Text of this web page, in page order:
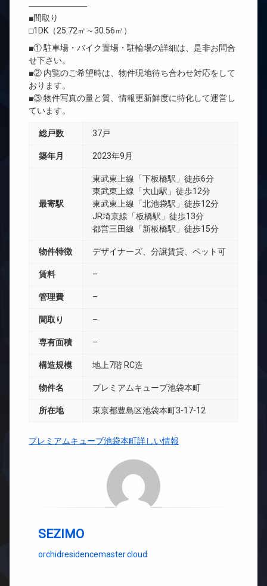
―――――――
■間取り
□1DK（25.72㎡～30.56㎡）
■① 駐車場・バイク置場・駐輪場の詳細は、是非お問合
せ下さい。
■② 内覧のご希望時は、物件現地待ち合わせ対応をして
おります。
■③ 物件写真の量と質、情報更新鮮度に特化して運営し
ています。
総戸数 37戸
築年月 2023年9月
最寄駅
東武東上線「下板橋駅」徒歩6分
東武東上線「大山駅」徒歩12分
東武東上線「北池袋駅」徒歩12分
JR埼京線「板橋駅」徒歩13分
都営三田線「新板橋駅」徒歩15分
物件特徴 デザイナーズ、分譲賃貸、ペット可
賃料 –
管理費 –
間取り –
専有面積 –
構造規模 地上7階 RC造
物件名 プレミアムキューブ池袋本町
所在地 東京都豊島区池袋本町3-17-12
プレミアムキューブ池袋本町詳しい情報
SEZIMO
orchidresidencemaster.cloud